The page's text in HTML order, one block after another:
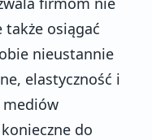
osiągać
nieustannie
elastyczność i
mediów
do